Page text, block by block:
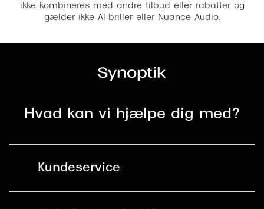
ikke kombineres med andre tilbud eller rabatter og
gælder ikke AI-briller eller Nuance Audio.
Hvad kan vi hjælpe dig med?
Kundeservice